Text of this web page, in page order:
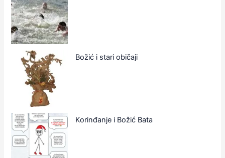
Božić i stari običaji
Korinđanje i Božić Bata